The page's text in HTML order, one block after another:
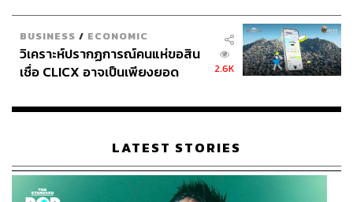
BUSINESS / ECONOMIC
วิเคราะห์ปรากฏการณ์คนแห่ขอสิน
เชื่อ CLICX อาจเป็นเพียงยอด
เรือนไทยที่ถูกซุกไว้
2.6K
LATEST STORIES